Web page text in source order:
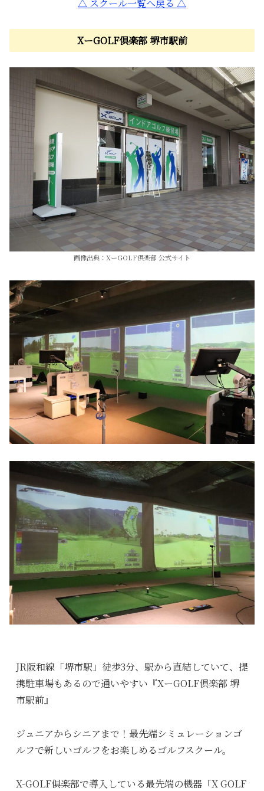
△ スクール一覧へ戻る △
XーGOLF倶楽部 堺市駅前
画像出典：XーGOLF倶楽部 公式サイト
JR阪和線「堺市駅」徒歩3分、駅から直結していて、提
携駐車場もあるので通いやすい『XーGOLF倶楽部 堺
市駅前』
ジュニアからシニアまで！最先端シミュレーションゴ
ルフで新しいゴルフをお楽しめるゴルフスクール。
X-GOLF俱楽部で導入している最先端の機器「X GOLF